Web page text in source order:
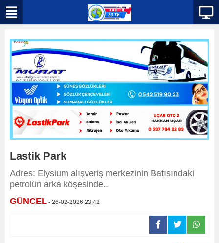
Lastik Park
Adres: Elysium alışveriş merkezinin Batısındaki
petrolün arka köşesinde..
GÜNCEL - 26-02-2026 23:42